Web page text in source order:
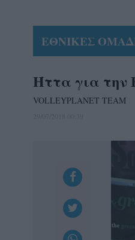
ΕΘΝΙΚΕΣ
Ήττα για την
VOLLEYPLANET TEAM